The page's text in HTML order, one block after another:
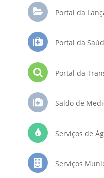
Portal da
Portal da
Portal da
Saldo de
Serviços de
Serviços